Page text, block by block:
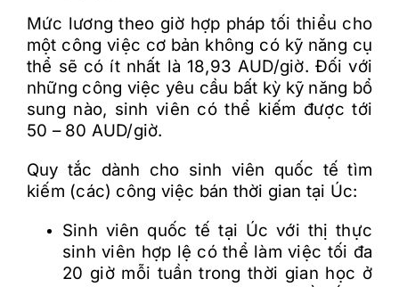
Mức lương theo giờ hợp pháp tối thiểu cho
một công việc cơ bản không có kỹ năng cụ
thể sẽ có ít nhất là 18,93 AUD/giờ. Đối với
những công việc yêu cầu bất kỳ kỹ năng bổ
sung nào, sinh viên có thể kiếm được tới
50 – 80 AUD/giờ.
Quy tắc dành cho sinh viên quốc tế tìm
kiếm (các) công việc bán thời gian tại Úc:
Sinh viên quốc tế tại Úc với thị thực
sinh viên hợp lệ có thể làm việc tối đa
20 giờ mỗi tuần trong thời gian học ở